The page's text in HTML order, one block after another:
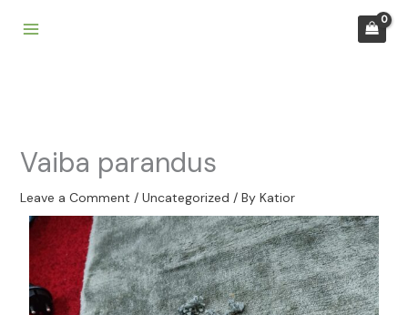
Vaiba parandus
Leave a Comment / Uncategorized / By Katior